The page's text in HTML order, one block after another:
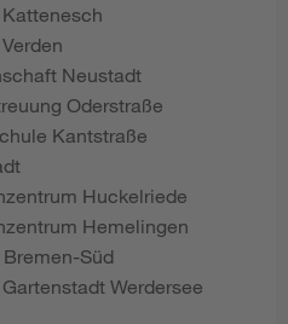
Neustadt
Oderstraße
Kantstraße
Huckelriede
Hemelingen
Süd
Werdersee